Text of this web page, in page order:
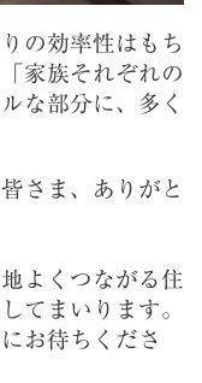
の効率性はもち
家族それぞれの
な部分に、多く
さま、ありがと
よくつながる住
てまいります。
お待ちくださ